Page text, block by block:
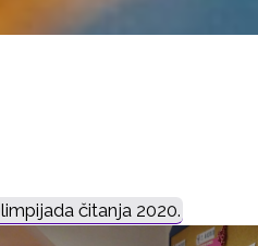
čitanja 2020.